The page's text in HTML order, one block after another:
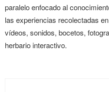
paralelo enfocado al
las experiencias recolectadas
vídeos, sonidos, bocetos,
herbario interactivo.